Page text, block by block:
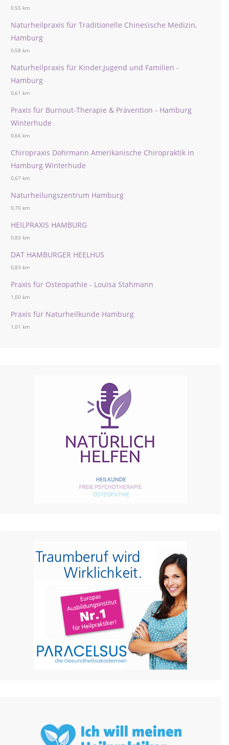
0,55 km
Naturheilpraxis für Traditionelle Chinesische Medizin,
Hamburg
0,58 km
Naturheilpraxis für Kinder,Jugend und Familien -
Hamburg
0,61 km
Praxis für Burnout-Therapie & Prävention - Hamburg
Winterhude
0,66 km
Chiropraxis Dohrmann Amerikanische Chiropraktik in
Hamburg Winterhude
0,67 km
Naturheilungszentrum Hamburg
0,70 km
HEILPRAXIS HAMBURG
0,83 km
DAT HAMBURGER HEELHUS
0,83 km
Praxis für Osteopathie - Louisa Stahmann
1,00 km
Praxis für Naturheilkunde Hamburg
1,01 km